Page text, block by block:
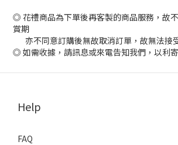
◎ 花禮商品為下單後再客製的商品服務，故
賞期
亦不同意訂購後無故取消訂單，故無法接
◎ 如需收據，請訊息或來電告知我們，以利寄
Help
FAQ